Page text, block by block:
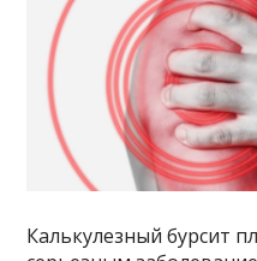
Калькулезный бурсит